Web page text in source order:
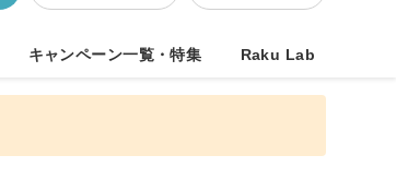
キャンペーン一覧・特集 Raku Lab